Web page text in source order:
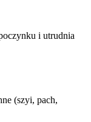
i utrudnia
(szyi, pach,